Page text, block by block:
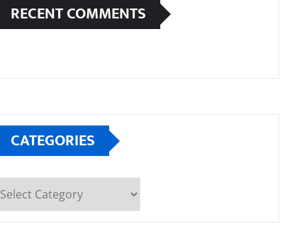
RECENT COMMENTS
CATEGORIES
Categories